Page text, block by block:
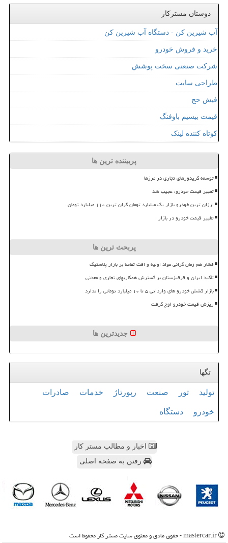
دوستان مسترکار
آب شیرین کن - دستگاه آب شیرین کن
خرید و فروش خودرو
شرکت صنعتی سخت پوشش
طراحی سایت
فیش حج
قیمت بیسیم باوفنگ
کوتاه کننده لینک
پربیننده ترین ها
توسعه کریدورهای تجاری در مرزها
تغییر قیمت خودرو، عجیب شد
ارزان ترین خودرو بازار یک میلیارد تومان گران ترین ۱۱۰ میلیارد تومان
تغییر قیمت خودرو در بازار
پربحث ترین ها
فشار هم زمان گرانی مواد اولیه و افت تقاضا بر بازار پلاستیک
تأکید ایران و قرقیزستان بر گسترش همکاریهای تجاری و معدنی
بازار کشش خودرو های وارداتی ۵ تا ۱۰ میلیارد تومانی را ندارد
ریزش قیمت خودرو اوج گرفت
جدیدترین ها
تگها
تولید تور صنعت رپورتاژ خدمات صادرات
خودرو دستگاه
اخبار و مطالب مستر کار
رفتن به صفحه اصلی